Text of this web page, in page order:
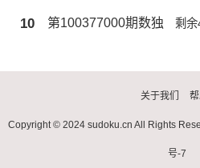
10 第100377000期数独 剩余
关于我们
Copyright © 2024 sudoku.cn All Rights
号-7